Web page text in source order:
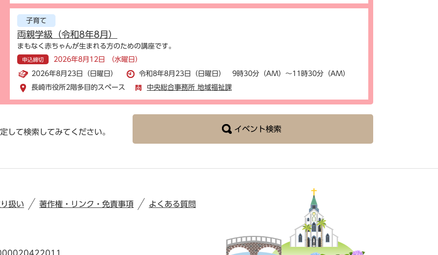
子育て
両親学級（令和8年8月）
まもなく赤ちゃんが生まれる方のための講座です。
申込締切 2026年8月12日 （水曜日）
2026年8月23日（日曜日）
令和8年8月23日（日曜日） 9時30分（AM）～11時30分（AM）
長崎市役所2階多目的スペース
中央総合事務所 地域福祉課
して検索してみてください。
イベント検索
扱い 著作権・リンク・免責事項 よくある質問